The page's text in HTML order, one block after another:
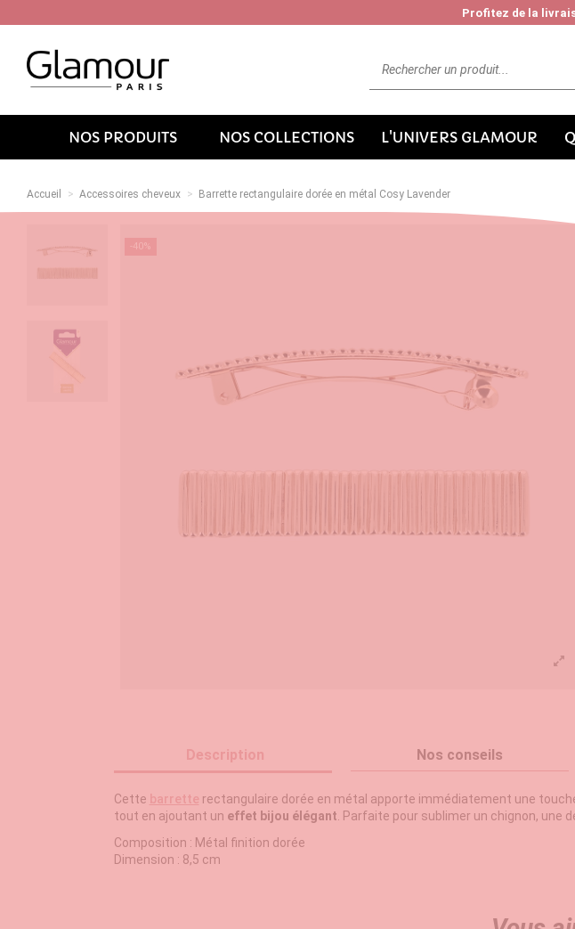
Profitez de la
NOS PRODUITS NOS COLLECTIONS L'UNIVERS GLAMOUR
Accueil Accessoires cheveux Barrette rectangulaire dorée en métal Cosy Lavender
-40%
Description Nos conseils
Cette barrette rectangulaire dorée en métal apporte immédiatement une
tout en ajoutant un effet bijou élégant . Parfaite pour sublimer un chignon, une
Composition : Métal finition dorée
Dimension : 8,5 cm